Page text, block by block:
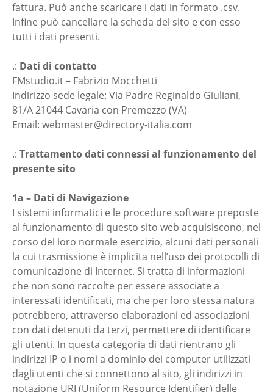
fattura. Può anche scaricare i dati in formato .csv.
Infine può cancellare la scheda del sito e con esso
tutti i dati presenti.
.: Dati di contatto
FMstudio.it – Fabrizio Mocchetti
Indirizzo sede legale: Via Padre Reginaldo Giuliani,
81/A 21044 Cavaria con Premezzo (VA)
Email: webmaster@directory-italia.com
.: Trattamento dati connessi al funzionamento del
presente sito
1a – Dati di Navigazione
I sistemi informatici e le procedure software preposte
al funzionamento di questo sito web acquisiscono, nel
corso del loro normale esercizio, alcuni dati personali
la cui trasmissione è implicita nell’uso dei protocolli di
comunicazione di Internet. Si tratta di informazioni
che non sono raccolte per essere associate a
interessati identificati, ma che per loro stessa natura
potrebbero, attraverso elaborazioni ed associazioni
con dati detenuti da terzi, permettere di identificare
gli utenti. In questa categoria di dati rientrano gli
indirizzi IP o i nomi a dominio dei computer utilizzati
dagli utenti che si connettono al sito, gli indirizzi in
notazione URI (Uniform Resource Identifier) delle